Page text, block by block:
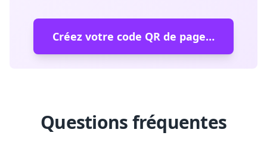
Créez votre code QR de page d'entreprise
Questions fréquentes